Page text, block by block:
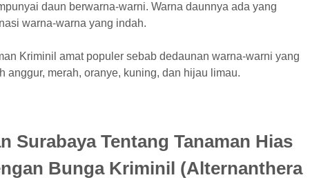
daun berwarna-warni. Warna daunnya ada yang
warna-warna yang indah.
Kriminil amat populer sebab dedaunan warna-warni yang
anggur, merah, oranye, kuning, dan hijau limau.
Surabaya Tentang Tanaman Hias
Bunga Kriminil (Alternanthera